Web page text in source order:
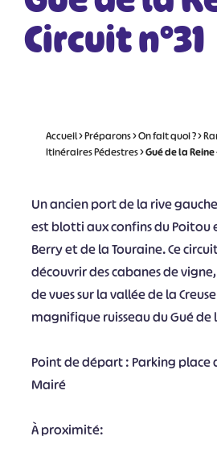
Circuit n°31
Accueil>Préparons>On fait quoi ?>
Itinéraires Pédestres>Gué de la Reine
Un ancien port de la rive
est blotti aux confins du Poitou
Berry et de la Touraine. Ce
découvrir des cabanes de
de vues sur la vallée de la
magnifique ruisseau du Gué de
Point de départ : Parking place
Mairé
À proximité: